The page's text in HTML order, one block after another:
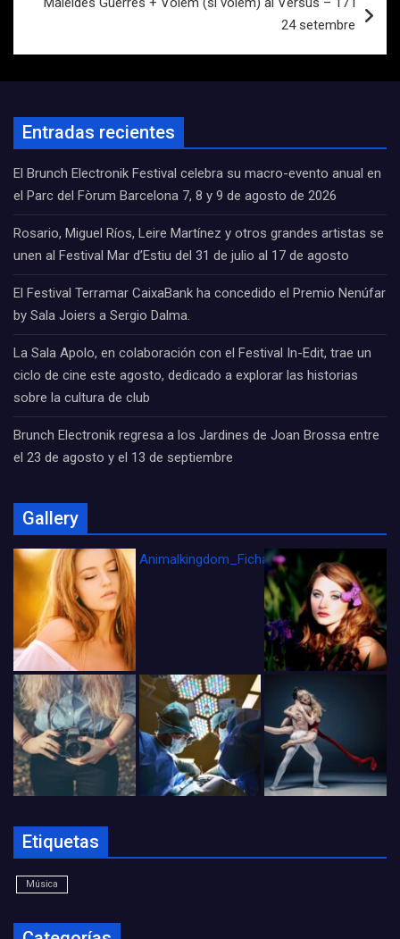
24 setembre
Entradas recientes
El Brunch Electronik Festival celebra su macro-evento anual en
el Parc del Fòrum Barcelona 7, 8 y 9 de agosto de 2026
Rosario, Miguel Ríos, Leire Martínez y otros grandes artistas se
unen al Festival Mar d’Estiu del 31 de julio al 17 de agosto
El Festival Terramar CaixaBank ha concedido el Premio Nenúfar
by Sala Joiers a Sergio Dalma.
La Sala Apolo, en colaboración con el Festival In-Edit, trae un
ciclo de cine este agosto, dedicado a explorar las historias
sobre la cultura de club
Brunch Electronik regresa a los Jardines de Joan Brossa entre
el 23 de agosto y el 13 de septiembre
Gallery
Animalkingdom_FichaCine
Etiquetas
Música